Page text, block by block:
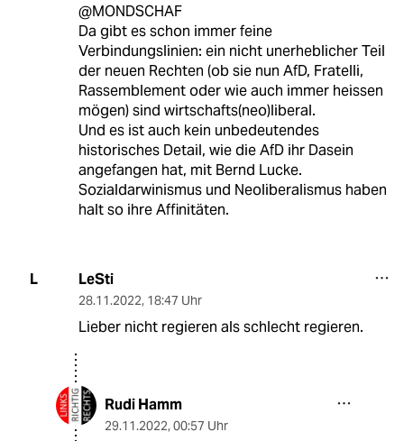
@MONDSCHAF
Da gibt es schon immer feine
Verbindungslinien: ein nicht unerheblicher Teil
der neuen Rechten (ob sie nun AfD, Fratelli,
Rassemblement oder wie auch immer heissen
mögen) sind wirtschafts(neo)liberal.
Und es ist auch kein unbedeutendes
historisches Detail, wie die AfD ihr Dasein
angefangen hat, mit Bernd Lucke.
Sozialdarwinismus und Neoliberalismus haben
halt so ihre Affinitäten.
L LeSti
28.11.2022, 18:47 Uhr
Lieber nicht regieren als schlecht regieren.
Rudi Hamm
29.11.2022, 00:57 Uhr